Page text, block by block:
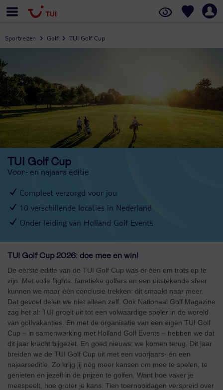
Sportreizen Golf TUI Golf Cup
TUI Golf Cup
Voor- en najaars editie
Compleet verzorgd voor jou
10 verschillende locaties in Nederland
Onder leiding van Holland Golf Events
TUI Golf Cup 2026: doe mee en win!
De eerste editie van de TUI Golf Cup was er één om trots op te
zijn. Met volle flights, fanatieke golfers en een uitstekende sfeer
kunnen we maar één conclusie trekken: dit smaakt naar meer.
Dat gevoel delen we niet alleen zelf. Ook Nationaal Golf Magazine
zag het al: TUI groeit uit tot een volwaardige speler in de wereld
van golfvakanties. En met de organisatie van een eigen TUI Golf
Cup – in samenwerking met Holland Golf Events – hebben we dat
dit jaar kracht bijgezet. En goed nieuws: we komen terug. Dit jaar
breiden we de TUI Golf Cup uit met een voorjaars- én een
najaarseditie. Zo krijg jij nóg meer kansen om mee te spelen, te
genieten en jezelf in de prijzen te golfen. Want hoe vaker je
meespeelt, hoe groter je kans. Tien toernooidagen verspreid over